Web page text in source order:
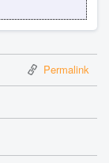
Permalink